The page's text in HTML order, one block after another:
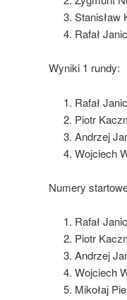
Stanisław
Rafał
Wyniki 1 rundy:
Rafał
Piotr
Andrzej
Wojciech
Numery
Rafał
Piotr
Andrzej
Wojciech
Mikołaj